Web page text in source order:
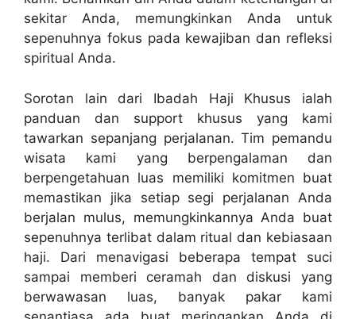
sekitar Anda, memungkinkan Anda untuk
sepenuhnya fokus pada kewajiban dan refleksi
spiritual Anda.
Sorotan lain dari Ibadah Haji Khusus ialah
panduan dan support khusus yang kami
tawarkan sepanjang perjalanan. Tim pemandu
wisata kami yang berpengalaman dan
berpengetahuan luas memiliki komitmen buat
memastikan jika setiap segi perjalanan Anda
berjalan mulus, memungkinkannya Anda buat
sepenuhnya terlibat dalam ritual dan kebiasaan
haji. Dari menavigasi beberapa tempat suci
sampai memberi ceramah dan diskusi yang
berwawasan luas, banyak pakar kami